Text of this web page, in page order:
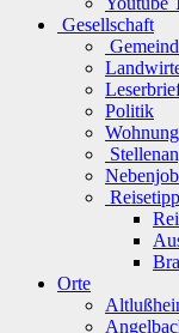
Gesellschaft
Politik
Nebenjob
Orte